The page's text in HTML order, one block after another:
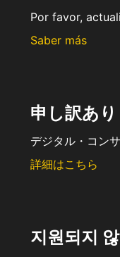
Por favor,
Saber más
申し訳あ
デジタル・コン
詳細はこちら
지원되지